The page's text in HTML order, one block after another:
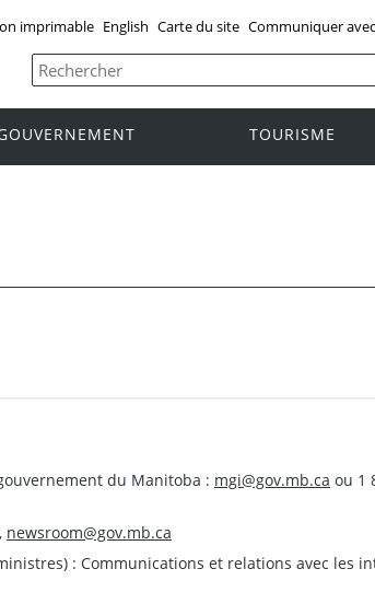
imprimable English Carte du site Communiquer
TOURISME
du Manitoba : mgi@gov.mb.ca ou 1
newsroom@gov.mb.ca
: Communications et relations avec les